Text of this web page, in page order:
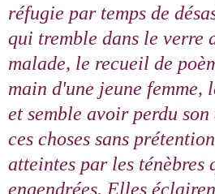
réfugie par temps de
qui tremble dans le verre
malade, le recueil de
main d'une jeune femme,
et semble avoir perdu
ces choses sans
atteintes par les ténèbres
engendrées. Elles